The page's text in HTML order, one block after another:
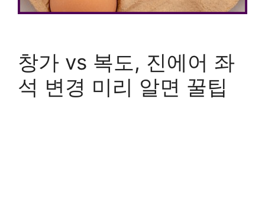
창가 vs 복도, 진에어 좌
석 변경 미리 알면 꿀팁